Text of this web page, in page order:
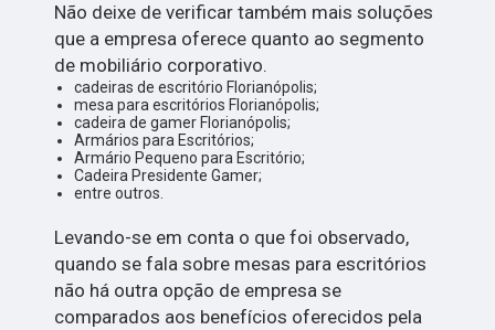
Não deixe de verificar também mais soluções
que a empresa oferece quanto ao segmento
de mobiliário corporativo.
cadeiras de escritório Florianópolis;
mesa para escritórios Florianópolis;
cadeira de gamer Florianópolis;
Armários para Escritórios;
Armário Pequeno para Escritório;
Cadeira Presidente Gamer;
entre outros.
Levando-se em conta o que foi observado,
quando se fala sobre mesas para escritórios
não há outra opção de empresa se
comparados aos benefícios oferecidos pela